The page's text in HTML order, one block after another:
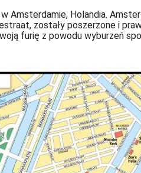
Amsterdamie, Holandia.
zostały poszerzone i
furię z powodu wyburzeń